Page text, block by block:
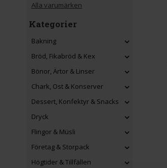
Alla varumärken
Kategorier
Bakning
Bröd, Fikabröd & Kex
Bönor, Ärtor & Linser
Chark, Ost & Konserver
Dessert, Konfektyr & Snacks
Dryck
Flingor & Müsli
Företag & Storpack
Högtider & Tillfällen